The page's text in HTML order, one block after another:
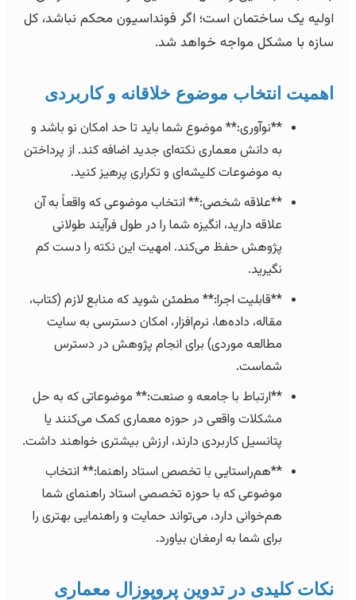
اولیه یک ساختمان است؛ اگر فونداسیون محکم نباشد، کل
سازه با مشکل مواجه خواهد شد.
اهمیت انتخاب موضوع خلاقانه و کاربردی
**نوآوری:** موضوع شما باید تا حد امکان نو باشد و
به دانش معماری نکته‌ای جدید اضافه کند. از پرداختن
به موضوعات کلیشه‌ای و تکراری پرهیز کنید.
**علاقه شخصی:** انتخاب موضوعی که واقعاً به آن
علاقه دارید، انگیزه شما را در طول فرآیند طولانی
پژوهش حفظ می‌کند. امهیت این نکته را دست کم
نگیرید.
**قابلیت اجرا:** مطمئن شوید که منابع لازم (کتاب،
مقاله، داده‌ها، نرم‌افزار، امکان دسترسی به سایت
مطالعه موردی) برای انجام پژوهش در دسترس
شماست.
**ارتباط با جامعه و صنعت:** موضوعاتی که به حل
مشکلات واقعی در حوزه معماری کمک می‌کنند یا
پتانسیل کاربردی دارند، ارزش بیشتری خواهند داشت.
**هم‌راستایی با تخصص استاد راهنما:** انتخاب
موضوعی که با حوزه تخصصی استاد راهنمای شما
هم‌خوانی دارد، می‌تواند حمایت و راهنمایی بهتری را
برای شما به ارمغان بیاورد.
نکات کلیدی در تدوین پروپوزال معماری